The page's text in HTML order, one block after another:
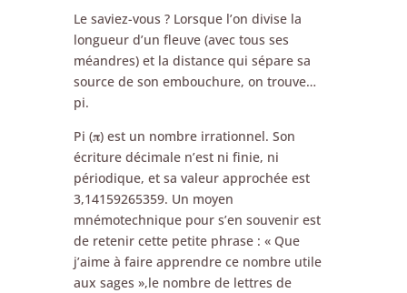
Le saviez-vous ? Lorsque l’on divise la
longueur d’un fleuve (avec tous ses
méandres) et la distance qui sépare sa
source de son embouchure, on trouve…
pi.
Pi (𝛑) est un nombre irrationnel. Son
écriture décimale n’est ni finie, ni
périodique, et sa valeur approchée est
3,14159265359. Un moyen
mnémotechnique pour s’en souvenir est
de retenir cette petite phrase : « Que
j’aime à faire apprendre ce nombre utile
aux sages »,le nombre de lettres de